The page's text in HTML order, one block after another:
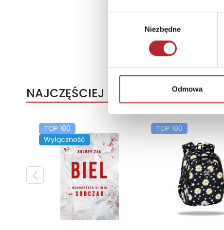
Niezbędne
Odmowa
NAJCZĘŚCIEJ KUPOWANE
TOP 100
Wyłączność
TOP 100